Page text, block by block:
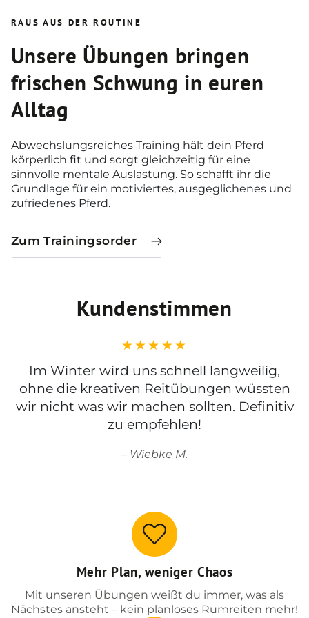
RAUS AUS DER ROUTINE
Unsere Übungen bringen
frischen Schwung in euren
Alltag
Abwechslungsreiches Training hält dein Pferd
körperlich fit und sorgt gleichzeitig für eine
sinnvolle mentale Auslastung. So schafft ihr die
Grundlage für ein motiviertes, ausgeglichenes und
zufriedenes Pferd.
Zum Trainingsorder
Kundenstimmen
Im Winter wird uns schnell langweilig,
ohne die kreativen Reitübungen wüssten
wir nicht was wir machen sollten. Definitiv
zu empfehlen!
Wiebke M.
Mehr Plan, weniger Chaos
Mit unseren Übungen weißt du immer, was als
Nächstes ansteht – kein planloses Rumreiten mehr!